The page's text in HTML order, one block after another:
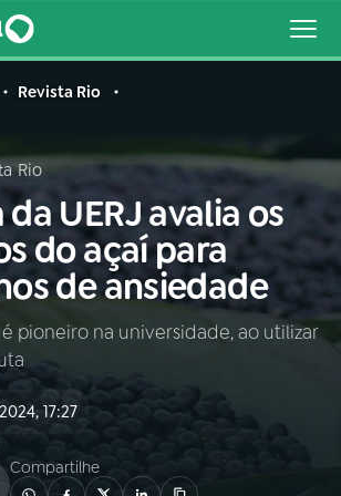
Buscar
AO VIVO
Revista Rio
Rio
UERJ avalia os
do açaí para
de ansiedade
pioneiro na universidade, ao utilizar
17:27
Compartilhe